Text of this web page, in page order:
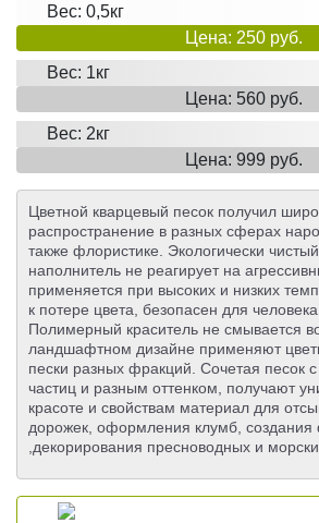
Вес: 0,5кг
Цена: 250 руб.
Вес: 1кг
Цена: 560 руб.
Вес: 2кг
Цена: 999 руб.
Цветной кварцевый песок получил
распространение в разных сферах
также флористике. Экологически
наполнитель не реагирует на
применяется при высоких и низких
к потере цвета, безопасен для
Полимерный краситель не смывается
ландшафтном дизайне применяют
пески разных фракций. Сочетая песок
частиц и разным оттенком, получают
красоте и свойствам материал для
дорожек, оформления клумб,
,декорирования пресноводных и